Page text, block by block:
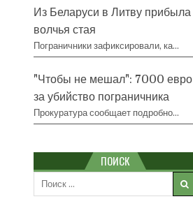
Из Беларуси в Литву прибыла
волчья стая
Пограничники зафиксировали, ка…
"Чтобы не мешал": 7000 евро
за убийство пограничника
Прокуратура сообщает подробно…
ПОИСК